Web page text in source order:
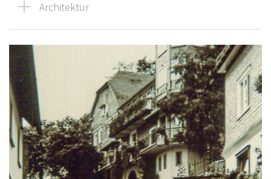
Architektur